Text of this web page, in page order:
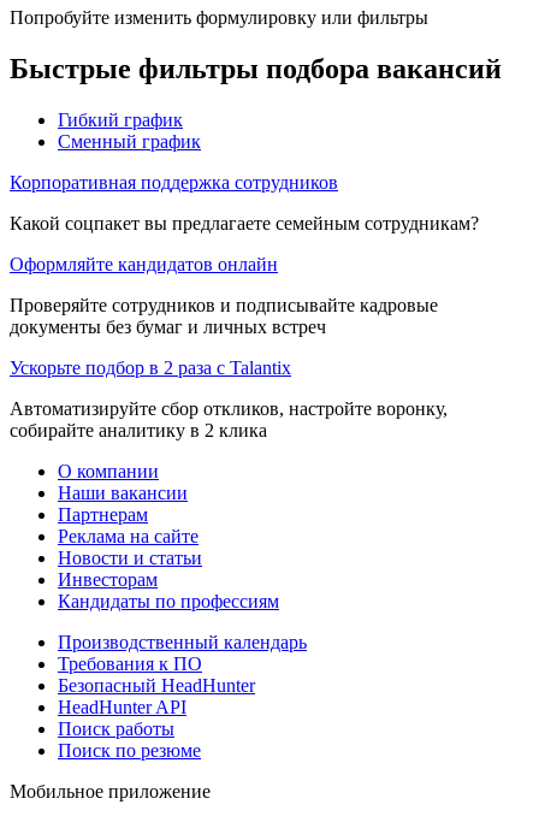
Попробуйте изменить формулировку или фильтры
Быстрые фильтры подбора вакансий
Гибкий график
Сменный график
Корпоративная поддержка сотрудников
Какой соцпакет вы предлагаете семейным сотрудникам?
Оформляйте кандидатов онлайн
Проверяйте сотрудников и подписывайте кадровые
документы без бумаг и личных встреч
Ускорьте подбор в 2 раза с Talantix
Автоматизируйте сбор откликов, настройте воронку,
собирайте аналитику в 2 клика
О компании
Наши вакансии
Партнерам
Реклама на сайте
Новости и статьи
Инвесторам
Кандидаты по профессиям
Производственный календарь
Требования к ПО
Безопасный HeadHunter
HeadHunter API
Поиск работы
Поиск по резюме
Мобильное приложение